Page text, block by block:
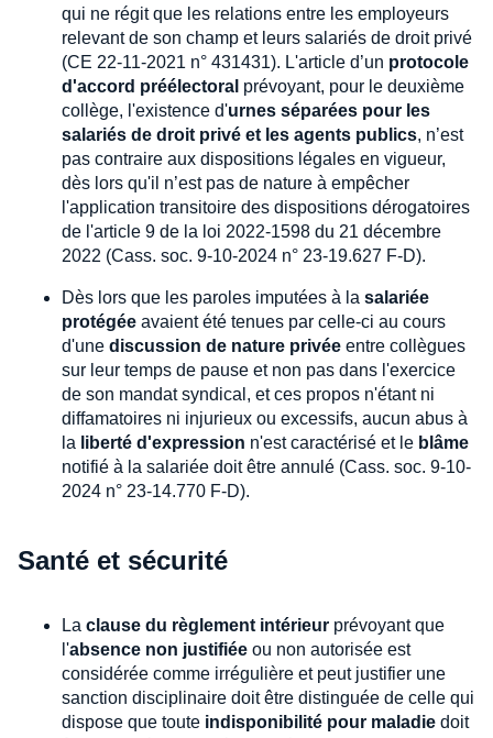
qui ne régit que les relations entre les employeurs
relevant de son champ et leurs salariés de droit privé
(CE 22-11-2021 n° 431431). L'article d’un protocole
d'accord préélectoral prévoyant, pour le deuxième
collège, l'existence d'urnes séparées pour les
salariés de droit privé et les agents publics, n’est
pas contraire aux dispositions légales en vigueur,
dès lors qu'il n’est pas de nature à empêcher
l'application transitoire des dispositions dérogatoires
de l'article 9 de la loi 2022-1598 du 21 décembre
2022 (Cass. soc. 9-10-2024 n° 23-19.627 F-D).
Dès lors que les paroles imputées à la salariée
protégée avaient été tenues par celle-ci au cours
d'une discussion de nature privée entre collègues
sur leur temps de pause et non pas dans l'exercice
de son mandat syndical, et ces propos n'étant ni
diffamatoires ni injurieux ou excessifs, aucun abus à
la liberté d'expression n'est caractérisé et le blâme
notifié à la salariée doit être annulé (Cass. soc. 9-10-
2024 n° 23-14.770 F-D).
Santé et sécurité
La clause du règlement intérieur prévoyant que
l'absence non justifiée ou non autorisée est
considérée comme irrégulière et peut justifier une
sanction disciplinaire doit être distinguée de celle qui
dispose que toute indisponibilité pour maladie doit